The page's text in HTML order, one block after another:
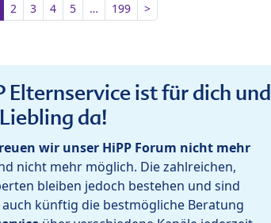
2 3 4 5 … 199 >
Elternservice ist für dich und
da!
wir unser HiPP Forum nicht mehr
nicht mehr möglich. Die zahlreichen,
bleiben jedoch bestehen und sind
künftig die bestmögliche Beratung